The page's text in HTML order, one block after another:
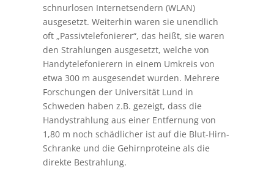
schnurlosen Internetsendern (WLAN)
ausgesetzt. Weiterhin waren sie unendlich
oft „Passivtelefonierer“, das heißt, sie waren
den Strahlungen ausgesetzt, welche von
Handytelefonierern in einem Umkreis von
etwa 300 m ausgesendet wurden. Mehrere
Forschungen der Universität Lund in
Schweden haben z.B. gezeigt, dass die
Handystrahlung aus einer Entfernung von
1,80 m noch schädlicher ist auf die Blut-Hirn-
Schranke und die Gehirnproteine als die
direkte Bestrahlung.